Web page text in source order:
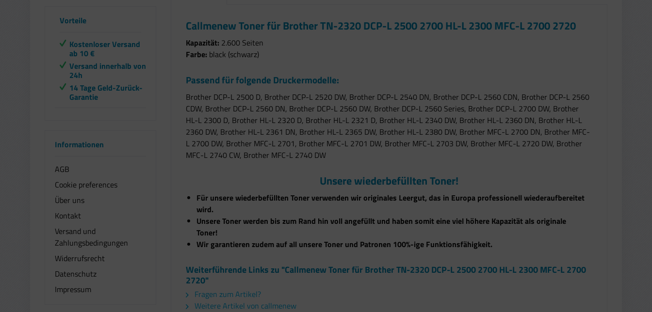
Vorteile
Kostenloser Versand
ab 10 €
Versand innerhalb von
24h
14 Tage Geld-Zurück-
Garantie
Informationen
AGB
Cookie preferences
Über uns
Kontakt
Versand und
Zahlungsbedingungen
Widerrufsrecht
Datenschutz
Impressum
Callmenew Toner für Brother TN-2320 DCP-L 2500 2700 HL-L 2300 MFC-L 2700 2720
Kapazität: 2.600 Seiten
Farbe: black (schwarz)
Passend für folgende Druckermodelle:
Brother DCP-L 2500 D, Brother DCP-L 2520 DW, Brother DCP-L 2540 DN, Brother DCP-L 2560 CDN, Brother DCP-L 2560
CDW, Brother DCP-L 2560 DN, Brother DCP-L 2560 DW, Brother DCP-L 2560 Series, Brother DCP-L 2700 DW, Brother
HL-L 2300 D, Brother HL-L 2320 D, Brother HL-L 2321 D, Brother HL-L 2340 DW, Brother HL-L 2360 DN, Brother HL-L
2360 DW, Brother HL-L 2361 DN, Brother HL-L 2365 DW, Brother HL-L 2380 DW, Brother MFC-L 2700 DN, Brother MFC-
L 2700 DW, Brother MFC-L 2701, Brother MFC-L 2701 DW, Brother MFC-L 2703 DW, Brother MFC-L 2720 DW, Brother
MFC-L 2740 CW, Brother MFC-L 2740 DW
Unsere wiederbefüllten Toner!
Für unsere wiederbefüllten Toner verwenden wir originales Leergut, das in Europa professionell wiederaufbereitet
wird.
Unsere Toner werden bis zum Rand hin voll angefüllt und haben somit eine viel höhere Kapazität als originale
Toner!
Wir garantieren zudem auf all unsere Toner und Patronen 100%-ige Funktionsfähigkeit.
Weiterführende Links zu "Callmenew Toner für Brother TN-2320 DCP-L 2500 2700 HL-L 2300 MFC-L 2700
2720"
Fragen zum Artikel?
Weitere Artikel von callmenew